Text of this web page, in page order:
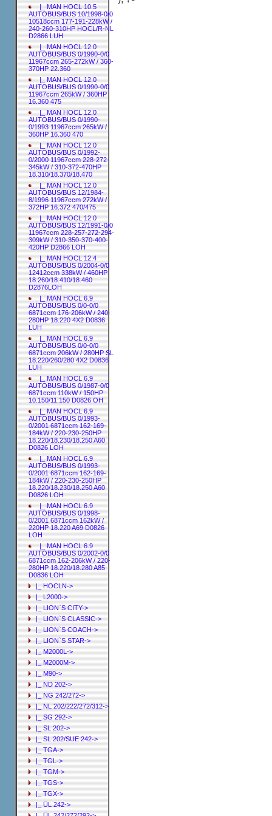
|_ MAN HOCL 10.5
AUTOBUS/BUS 10/1998-0/0
10518ccm 177-191-228kW /
240-260-310HP HOCL/R-NL
D2866 LUH
|_ MAN HOCL 12.0
AUTOBUS/BUS 0/1990-0/0
11967ccm 265-272kW / 360-
370HP 22.360
|_ MAN HOCL 12.0
AUTOBUS/BUS 0/1990-0/0
11967ccm 265kW / 360HP
16.360 475
|_ MAN HOCL 12.0
AUTOBUS/BUS 0/1990-
0/1993 11967ccm 265kW /
360HP 16.360 470
|_ MAN HOCL 12.0
AUTOBUS/BUS 0/1992-
0/2000 11967ccm 228-272-
345kW / 310-372-470HP
18.310/18.370/18.470
|_ MAN HOCL 12.0
AUTOBUS/BUS 12/1984-
8/1996 11967ccm 272kW /
372HP 16.372 470/475
|_ MAN HOCL 12.0
AUTOBUS/BUS 12/1991-0/0
11967ccm 228-257-272-294-
309kW / 310-350-370-400-
420HP D2866 LOH
|_ MAN HOCL 12.4
AUTOBUS/BUS 0/2004-0/0
12412ccm 338kW / 460HP
18.260/18.410/18.460
D2876LOH
|_ MAN HOCL 6.9
AUTOBUS/BUS 0/0-0/0
6871ccm 176-206kW / 240-
280HP 18.220 4X2 D0836
LUH
|_ MAN HOCL 6.9
AUTOBUS/BUS 0/0-0/0
6871ccm 206kW / 280HP SL
18.220/260/280 4X2 D0836
LUH
|_ MAN HOCL 6.9
AUTOBUS/BUS 0/1987-0/0
6871ccm 110kW / 150HP
10.150/11.150 D0826 OH
|_ MAN HOCL 6.9
AUTOBUS/BUS 0/1993-
0/2001 6871ccm 162-169-
184kW / 220-230-250HP
18.220/18.230/18.250 A60
D0826 LOH
|_ MAN HOCL 6.9
AUTOBUS/BUS 0/1993-
0/2001 6871ccm 162-169-
184kW / 220-230-250HP
18.220/18.230/18.250 A60
D0826 LOH
|_ MAN HOCL 6.9
AUTOBUS/BUS 0/1998-
0/2001 6871ccm 162kW /
220HP 18.220 A69 D0826
LOH
|_ MAN HOCL 6.9
AUTOBUS/BUS 0/2002-0/0
6871ccm 162-206kW / 220-
280HP 18.220/18.280 A85
D0836 LOH
|_ HOCLN->
|_ L2000->
|_ LION`S CITY->
|_ LION`S CLASSIC->
|_ LION`S COACH->
|_ LION`S STAR->
|_ M2000L->
|_ M2000M->
|_ M90->
|_ ND 202->
|_ NG 242/272->
|_ NL 202/222/272/312->
|_ SG 292->
|_ SL 202->
|_ SL 202/SUE 242->
|_ TGA->
|_ TGL->
|_ TGM->
|_ TGS->
|_ TGX->
|_ ÜL 242->